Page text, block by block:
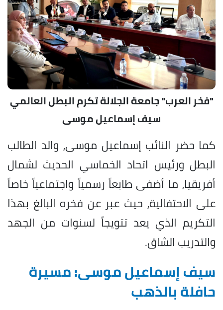
"فخر العرب" جامعة الجلالة تكرم البطل العالمي
سيف إسماعيل موسى
كما حضر النائب إسماعيل موسى، والد الطالب
البطل ورئيس اتحاد الخماسي الحديث لشمال
أفريقيا، ما أضفى طابعاً رسمياً واجتماعياً خاصاً
على الاحتفالية، حيث عبر عن فخره البالغ بهذا
التكريم الذي يعد تتويجاً لسنوات من الجهد
والتدريب الشاق.
سيف إسماعيل موسى: مسيرة
حافلة بالذهب